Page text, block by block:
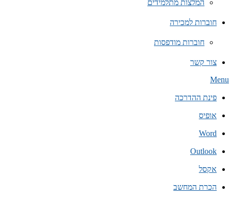
המלצות מתלמידים
חוברות למכירה
חוברות מודפסות
צור קשר
Secondary
Menu
Menu
פינת ההדרכה
אופיס
Word
Outlook
אקסל
הכרת המחשב